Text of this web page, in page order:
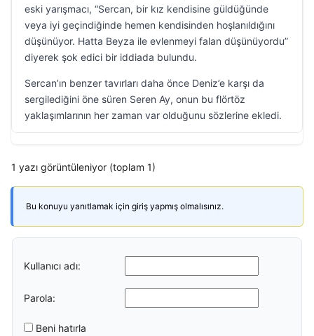
eski yarışmacı, “Sercan, bir kız kendisine güldüğünde
veya iyi geçindiğinde hemen kendisinden hoşlanıldığını
düşünüyor. Hatta Beyza ile evlenmeyi falan düşünüyordu”
diyerek şok edici bir iddiada bulundu.
Sercan’ın benzer tavırları daha önce Deniz’e karşı da
sergilediğini öne süren Seren Ay, onun bu flörtöz
yaklaşımlarının her zaman var olduğunu sözlerine ekledi.
1 yazı görüntüleniyor (toplam 1)
Bu konuyu yanıtlamak için giriş yapmış olmalısınız.
Kullanıcı adı:
Parola:
Beni hatırla